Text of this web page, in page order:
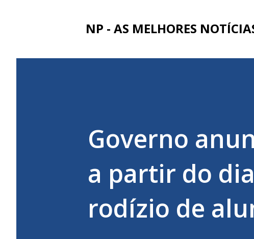
NP - AS MELHORES
Governo
a partir do
rodízio de